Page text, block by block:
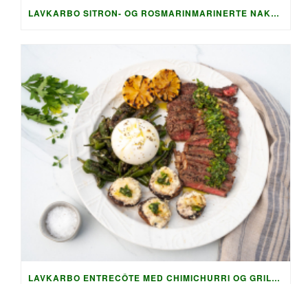
LAVKARBO SITRON- OG ROSMARINMARINERTE NAKKEKOTELETTER MED SPRØ SQUASHRØSTI OG PARMESAN-SAUS
LAVKARBO ENTRECÔTE MED CHIMICHURRI OG GRILLET TILBEHØR